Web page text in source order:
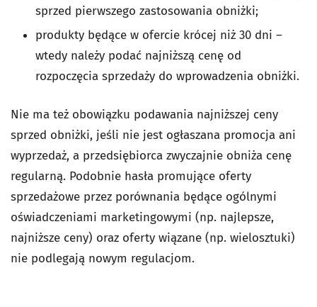
sprzed pierwszego zastosowania obniżki;
produkty będące w ofercie krócej niż 30 dni –
wtedy należy podać najniższą cenę od
rozpoczęcia sprzedaży do wprowadzenia obniżki.
Nie ma też obowiązku podawania najniższej ceny
sprzed obniżki, jeśli nie jest ogłaszana promocja ani
wyprzedaż, a przedsiębiorca zwyczajnie obniża cenę
regularną. Podobnie hasła promujące oferty
sprzedażowe przez porównania będące ogólnymi
oświadczeniami marketingowymi (np. najlepsze,
najniższe ceny) oraz oferty wiązane (np. wielosztuki)
nie podlegają nowym regulacjom.